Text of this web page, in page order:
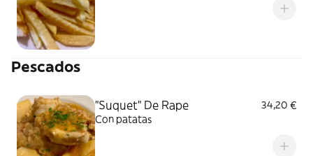
Pescados
"Suquet" De Rape
34,20 €
Con patatas